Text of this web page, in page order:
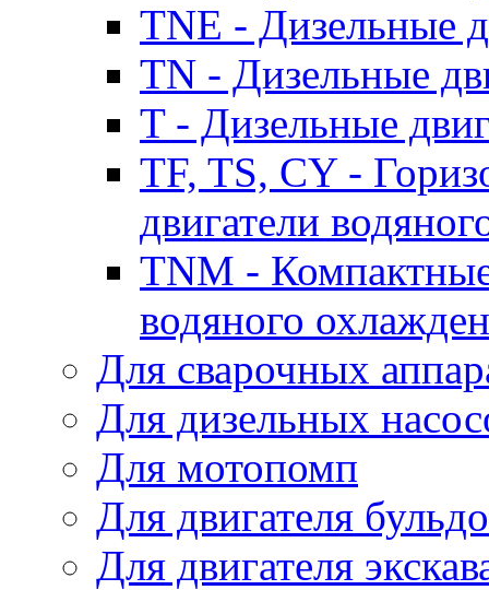
TNE - Дизельные
TN - Дизельные
T - Дизельные
TF, TS, CY -
двигатели
TNM -
водяного
Для сварочных
Для дизельных
Для мотопомп
Для двигателя
Для двигателя